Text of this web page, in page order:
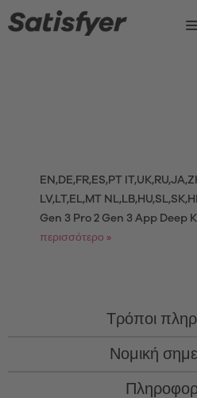
EN,DE,FR,ES,PT
LV,LT,EL,MT
Gen 3 Pro 2 Gen 3 App Deep
περισσότερο »
Τρόποι
Νομική